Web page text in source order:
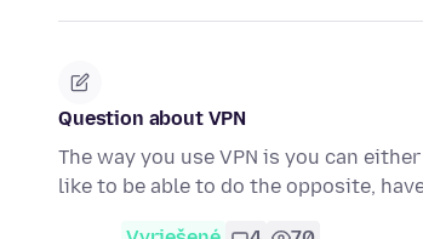
Question about VPN
The way you use VPN is you can
like to be able to do the opposite,